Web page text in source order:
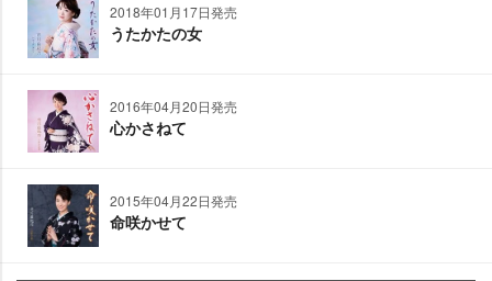
2018年01月17日発売
うたかたの女
2016年04月20日発売
心かさねて
2015年04月22日発売
命咲かせて